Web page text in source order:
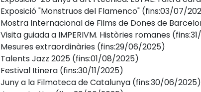
Exposició "Monstruos del Flamenco" (fins:03/07/
Mostra Internacional de Films de Dones de
Visita guiada a IMPERIVM. Històries romanes
Mesures extraordinàries (fins:29/06/2025)
Talents Jazz 2025 (fins:01/08/2025)
Festival Itinera (fins:30/11/2025)
Juny a la Filmoteca de Catalunya (fins:30/06/2025)